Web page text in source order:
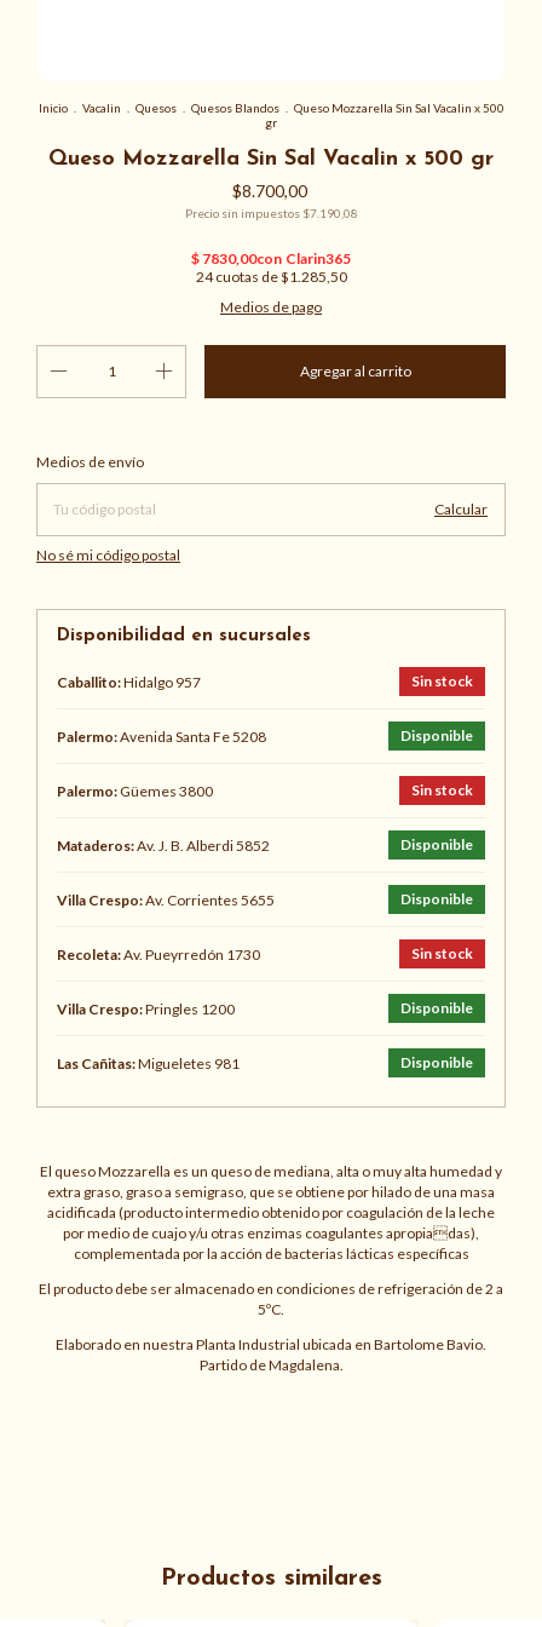
Inicio Vacalin Quesos Quesos Blandos
Queso Mozzarella Sin Sal Vacalin x 500
gr
Queso Mozzarella Sin Sal Vacalin x 500 gr
$8.700,00
Precio sin impuestos $7.190,08
24 cuotas de$1.285,50
Medios de pago
Entregas para el CP:
Medios de envío
Calcular
No sé mi código postal
Disponibilidad en sucursales
Caballito:Hidalgo 957 Sin stock
Palermo:Avenida Santa Fe 5208 Disponible
Palermo: Güemes 3800 Sin stock
Mataderos:Av. J. B. Alberdi 5852 Disponible
Villa Crespo:Av. Corrientes 5655 Disponible
Recoleta:Av. Pueyrredón 1730 Sin stock
Villa Crespo:Pringles 1200 Disponible
Las Cañitas:Migueletes 981 Disponible
El queso Mozzarella es un queso de mediana, alta o muy alta humedad y
extra graso, graso a semigraso, que se obtiene por hilado de una masa
acidificada (producto intermedio obtenido por coagulación de la leche
por medio de cuajo y/u otras enzimas coagulantes apropiadas),
complementada por la acción de bacterias lácticas específicas
El producto debe ser almacenado en condiciones de refrigeración de 2 a
5ºC.
Elaborado en nuestra Planta Industrial ubicada en Bartolome Bavio.
Partido de Magdalena.
Productos similares